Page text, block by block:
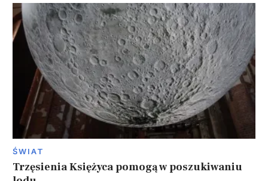
ŚWIAT
Trzęsienia Księżyca pomogą w poszukiwaniu